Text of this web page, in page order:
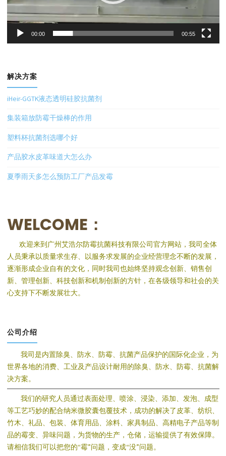
00:00 00:55
解决方案
iHeir-GGTK液态透明硅胶抗菌剂
集装箱放防霉干燥棒的作用
塑料杯抗菌剂选哪个好
产品胶水皮革味道大怎么办
夏季雨天多怎么预防工厂产品发霉
WELCOME：
欢迎来到广州艾浩尔防霉抗菌科技有限公司官方网站，我司全体
人员秉承以质量求生存、以服务求发展的企业经营理念不断的发展，
逐渐形成企业自有的文化，同时我司也始终坚持观念创新、销售创
新、管理创新、科技创新和机制创新的方针，在各级领导和社会的关
心支持下不断发展壮大。
公司介绍
我司是内置除臭、防水、防霉、抗菌产品保护的国际化企业，为
世界各地的消费、工业及产品设计耐用的除臭、防水、防霉、抗菌解
决方案。
我们的研究人员通过表面处理、喷涂、浸染、添加、发泡、成型
等工艺巧妙的配合纳米微胶囊包覆技术，成功的解决了皮革、纺织、
竹木、礼品、包装、体育用品、涂料、家具制品、高精电子产品等制
品的霉变、异味问题，为货物的生产，仓储，运输提供了有效保障。
请相信我们可以把您的“霉”问题，变成“没”问题。